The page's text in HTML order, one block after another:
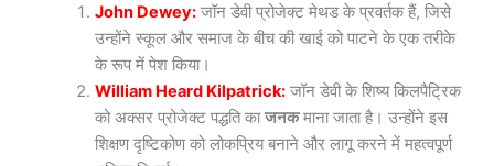
John Dewey: जॉन डेवी प्रोजेक्ट मेथड के प्रवर्तक हैं, जिसे
उन्होंने स्कूल और समाज के बीच की खाई को पाटने के एक तरीके
के रूप में पेश किया।
William Heard Kilpatrick: जॉन डेवी के शिष्य किलपैट्रिक
को अक्सर प्रोजेक्ट पद्धति काजनकमाना जाता है। उन्होंने इस
शिक्षण दृष्टिकोण को लोकप्रिय बनाने और लागू करने में महत्वपूर्ण